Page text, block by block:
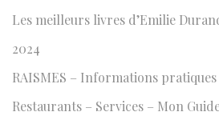
Les meilleurs livres d’Emilie
2024
RAISMES – Informations
Restaurants – Services – Mon